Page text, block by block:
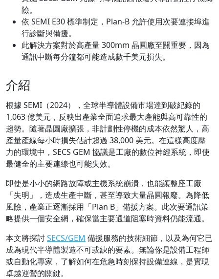
險。
依 SEMI E30 標準制定，Plan-B 允許使用次要連接埠進
行診斷與備援。
此解決方案對於高產量 300mm 晶圓廠至關重要，因為
通訊中斷每分鐘都可能造成數千美元損失。
介紹
根據 SEMI（2024），全球半導體設備市場達到破紀錄的
1,063 億美元，反映出產業全面追求最大產能與高可靠性的
趨勢。隨著晶圓廠擴張，非計劃性停機的成本依然驚人，高
產量產線每小時損失估計超過 38,000 美元。在這樣高度壓
力的環境中，SECS GEM 協議是工廠的數位神經系統，即使
最健全的主要連線也可能失效。
即使是小小的網路故障或主機系統崩潰，也能讓整座工廠
「失明」，造成生產中斷，甚至導致大量晶圓報廢。為降低
風險，產業正逐漸採用「Plan B」備援方案。此次要通訊策
略提供一個安全網，確保當主要通道阻塞時資料仍能流通。
本文將探討SECS/GEM 備援服務的技術細節，以及為何它已
成為現代半導體製造不可或缺的要素。無論你是設備工程師
或自動化專家，了解如何在危急時刻保持設備連線，是實現
卓越運營的關鍵。